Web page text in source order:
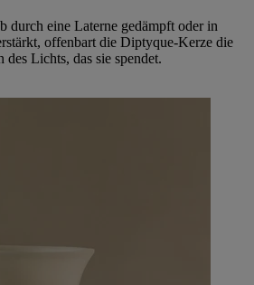
durch eine Laterne gedämpft oder in
offenbart die Diptyque-Kerze die
Lichts, das sie spendet.